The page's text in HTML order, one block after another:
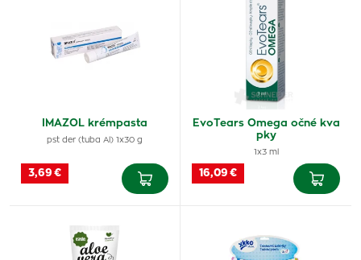
IMAZOL krémpasta
pst der (tuba Al) 1x30 g
3,69 €
EvoTears Omega očné kva
pky
1x3 ml
16,09 €